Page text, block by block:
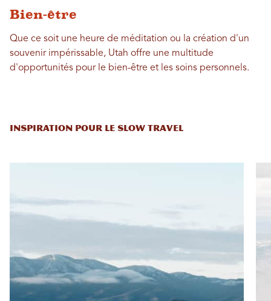
Bien-être
Que ce soit une heure de méditation ou la création d'un
souvenir impérissable, Utah offre une multitude
d'opportunités pour le bien-être et les soins personnels.
INSPIRATION POUR LE SLOW TRAVEL